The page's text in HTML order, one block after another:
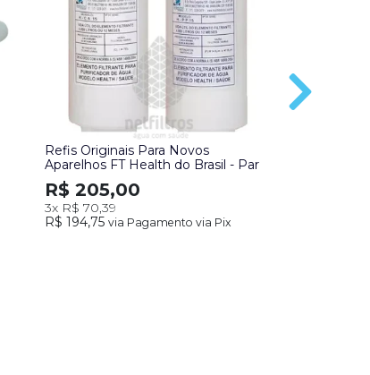
Refis Originais Para Novos
Aparelhos FT Health do Brasil - Par
R$ 205,00
3x R$ 70,39
R$ 194,75 via Pagamento via Pix